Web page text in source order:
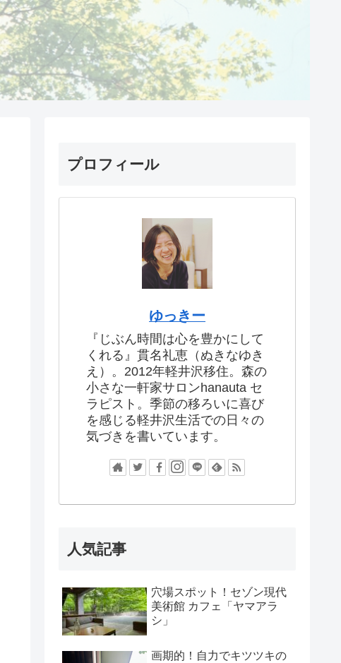
プロフィール
ゆっきー
『じぶん時間は心を豊かにして
くれる』貫名礼恵（ぬきなゆき
え）。2012年軽井沢移住。森の
小さな一軒家サロンhanauta セ
ラピスト。季節の移ろいに喜び
を感じる軽井沢生活での日々の
気づきを書いています。
人気記事
穴場スポット！セゾン現代
美術館 カフェ「ヤマアラ
シ」
画期的！自力でキツツキの